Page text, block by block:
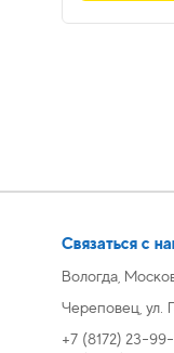
Связаться с
Вологда,
Череповец, ул.
+7 (8172) 23-